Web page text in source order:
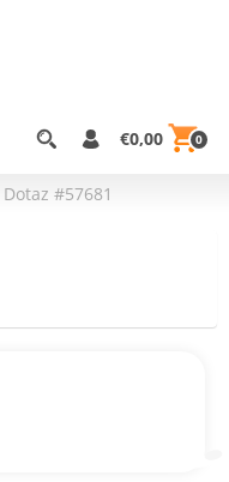
€0,00 0
Dotaz #57681